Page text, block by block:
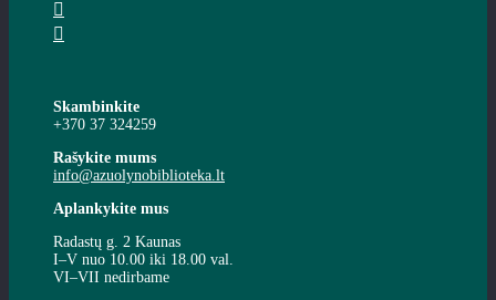
Skambinkite
+370 37 324259
Rašykite mums
info@azuolynobiblioteka.lt
Aplankykite mus
Radastų g. 2 Kaunas
I–V nuo 10.00 iki 18.00 val.
VI–VII nedirbame